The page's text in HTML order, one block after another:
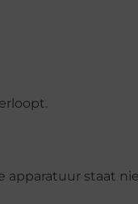
apparatuur staat